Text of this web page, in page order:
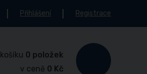
Přihlášení Registrace
0 položek
v ceně 0 Kč